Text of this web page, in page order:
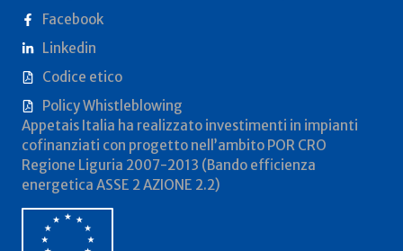
Facebook
Linkedin
Codice etico
Policy Whistleblowing
Appetais Italia ha realizzato investimenti in impianti
cofinanziati con progetto nell’ambito POR CRO
Regione Liguria 2007-2013 (Bando efficienza
energetica ASSE 2 AZIONE 2.2)